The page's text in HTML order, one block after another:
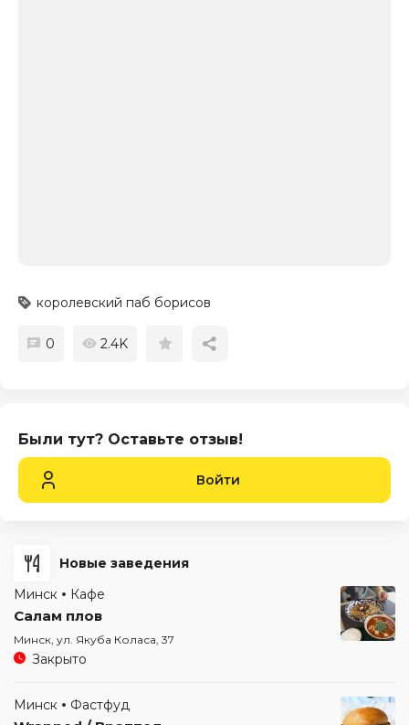
королевский паб борисов
0 2.4K
Были тут? Оставьте отзыв!
Войти
Новые заведения
Минск
Кафе
Салам плов
Минск, ул. Якуба Коласа, 37
Закрыто
Минск Фастфуд